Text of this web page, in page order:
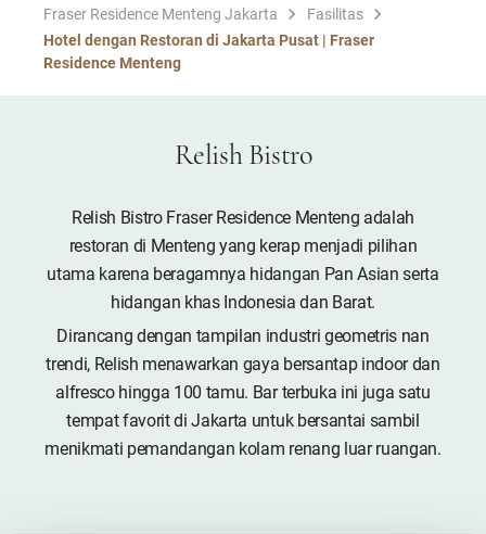
Fraser Residence Menteng Jakarta
Fasilitas
Hotel dengan Restoran di Jakarta Pusat | Fraser
Residence Menteng
Relish Bistro
Relish Bistro Fraser Residence Menteng adalah
restoran di Menteng yang kerap menjadi pilihan
utama karena beragamnya hidangan Pan Asian serta
hidangan khas Indonesia dan Barat.
Dirancang dengan tampilan industri geometris nan
trendi, Relish menawarkan gaya bersantap indoor dan
alfresco hingga 100 tamu. Bar terbuka ini juga satu
tempat favorit di Jakarta untuk bersantai sambil
menikmati pemandangan kolam renang luar ruangan.